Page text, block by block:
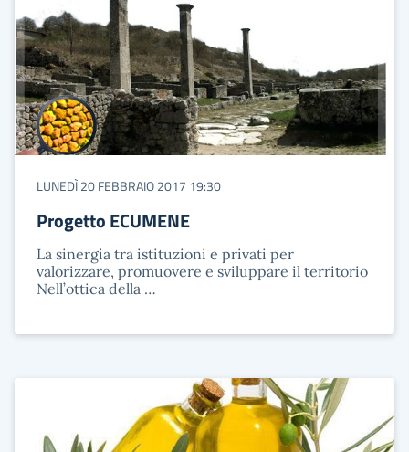
LUNEDÌ 20 FEBBRAIO 2017 19:30
Progetto ECUMENE
La sinergia tra istituzioni e privati per
valorizzare, promuovere e sviluppare il territorio
Nell’ottica della …